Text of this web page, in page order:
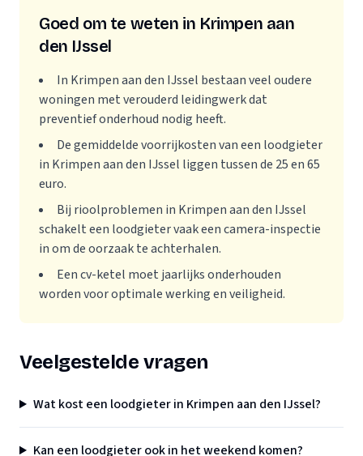
Goed om te weten in Krimpen aan
den IJssel
In Krimpen aan den IJssel bestaan veel oudere
woningen met verouderd leidingwerk dat
preventief onderhoud nodig heeft.
De gemiddelde voorrijkosten van een loodgieter
in Krimpen aan den IJssel liggen tussen de 25 en 65
euro.
Bij rioolproblemen in Krimpen aan den IJssel
schakelt een loodgieter vaak een camera-inspectie
in om de oorzaak te achterhalen.
Een cv-ketel moet jaarlijks onderhouden
worden voor optimale werking en veiligheid.
Veelgestelde vragen
Wat kost een loodgieter in Krimpen aan den IJssel?
Kan een loodgieter ook in het weekend komen?